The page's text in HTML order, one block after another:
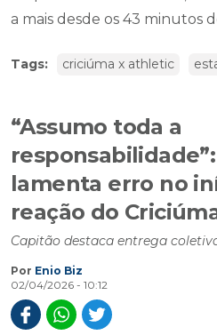
a mais desde os 43 minutos
Tags: criciúma x athletic
“Assumo toda a
lamenta erro no
reação do
Capitão destaca entrega
Por Enio Biz
02/04/2026 - 10:12